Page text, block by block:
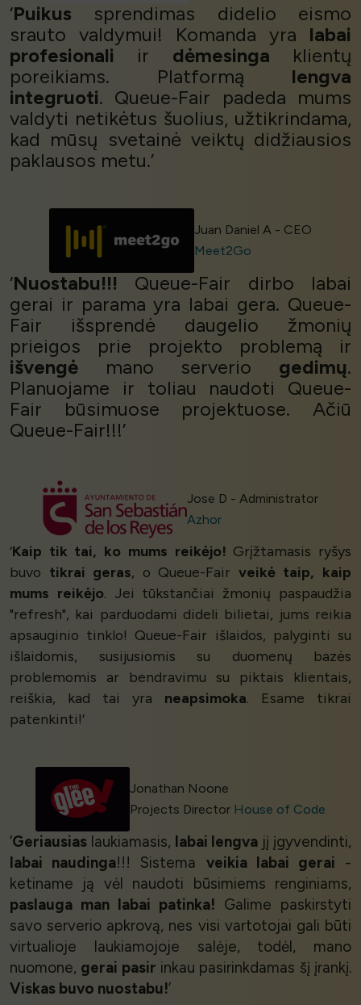
‘Puikus sprendimas didelio eismo
srauto valdymui! Komanda yra labai
profesionali ir dėmesinga klientų
poreikiams. Platformą lengva
integruoti. Queue-Fair padeda mums
valdyti netikėtus šuolius, užtikrindama,
kad mūsų svetainė veiktų didžiausios
paklausos metu.’
Juan Daniel A - CEO
Meet2Go
‘Nuostabu!!! Queue-Fair dirbo labai
gerai ir parama yra labai gera. Queue-
Fair išsprendė daugelio žmonių
prieigos prie projekto problemą ir
išvengė mano serverio gedimų.
Planuojame ir toliau naudoti Queue-
Fair būsimuose projektuose. Ačiū
Queue-Fair!!!’
Jose D - Administrator
Azhor
‘Kaip tik tai, ko mums reikėjo! Grįžtamasis ryšys
buvo tikrai geras, o Queue-Fair veikė taip, kaip
mums reikėjo. Jei tūkstančiai žmonių paspaudžia
"refresh", kai parduodami dideli bilietai, jums reikia
apsauginio tinklo! Queue-Fair išlaidos, palyginti su
išlaidomis, susijusiomis su duomenų bazės
problemomis ar bendravimu su piktais klientais,
reiškia, kad tai yra neapsimoka. Esame tikrai
patenkinti!’
Jonathan Noone
Projects Director House of Code
‘Geriausias laukiamasis, labai lengva jį įgyvendinti,
labai naudinga!!! Sistema veikia labai gerai -
ketiname ją vėl naudoti būsimiems renginiams,
paslauga man labai patinka! Galime paskirstyti
savo serverio apkrovą, nes visi vartotojai gali būti
virtualioje laukiamojoje salėje, todėl, mano
nuomone, gerai pasir inkau pasirinkdamas šį įrankį.
Viskas buvo nuostabu!’